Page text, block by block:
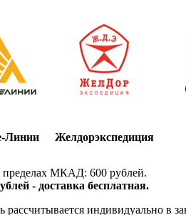
Линии Желдорэкспедиция
пределах МКАД: 600 рублей.
- доставка бесплатная.
индивидуально в